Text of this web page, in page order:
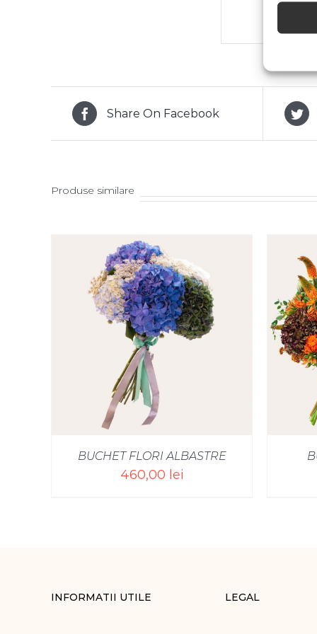
Share On Facebook
Produse similare
BUCHET FLORI ALBASTRE
460,00 lei
SELECT OPTIONS
INFORMATII UTILE LEGAL